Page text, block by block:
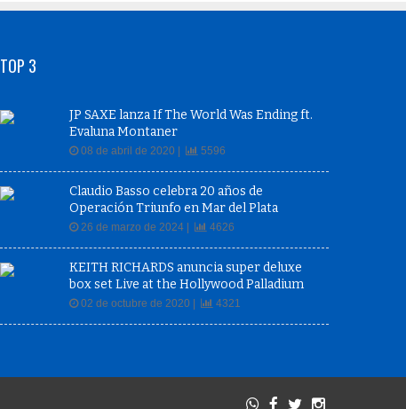
TOP 3
JP SAXE lanza If The World Was Ending ft.
Evaluna Montaner
08 de abril de 2020 | 5596
Claudio Basso celebra 20 años de
Operación Triunfo en Mar del Plata
26 de marzo de 2024 | 4626
KEITH RICHARDS anuncia super deluxe
box set Live at the Hollywood Palladium
02 de octubre de 2020 | 4321